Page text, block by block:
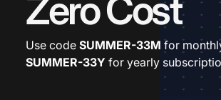
Zero Cost
Use code SUMMER-33M for
SUMMER-33Y for yearly